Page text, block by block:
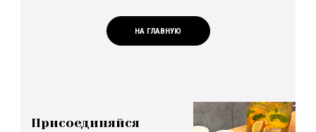
НА ГЛАВНУЮ
Присоединяйся